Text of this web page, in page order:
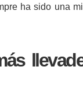
ha sido una